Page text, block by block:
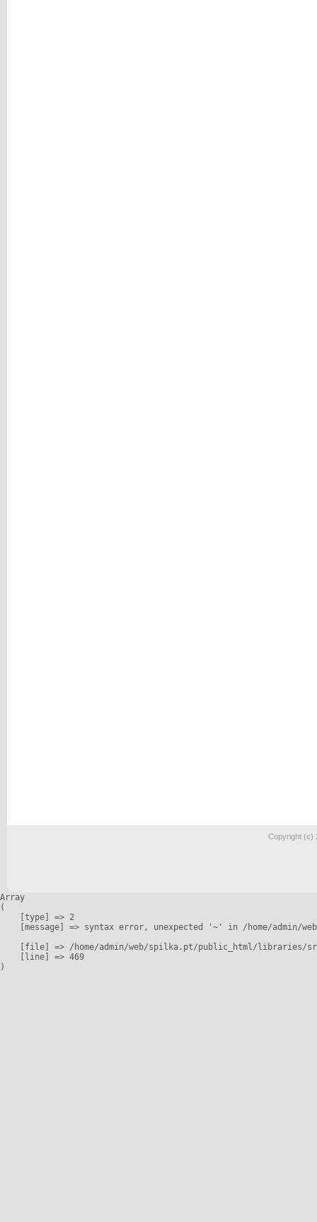
Copyright (c)
Array
(
    [type] => 2
[message] => syntax error, unexpected '~' in /home/admin/
[file] => /home/admin/web/spilka.pt/public_html/libraries/
    [line] => 469